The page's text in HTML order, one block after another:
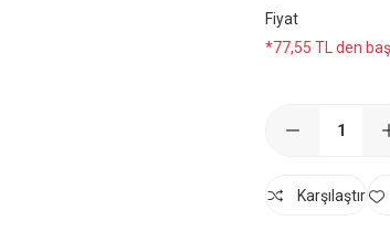
Fiyat
*77,55 TL den
Karşılaştır